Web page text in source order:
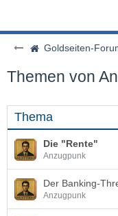
Goldseiten-
Themen von
Thema
Die "Rente"
Anzugpunk
Der Banking-
Anzugpunk